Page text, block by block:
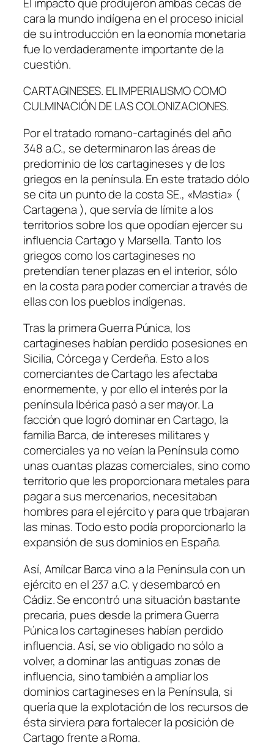
cara la mundo indígena en el proceso inicial
de su introducción en la eonomía monetaria
fue lo verdaderamente importante de la
cuestión.
CARTAGINESES. EL IMPERIALISMO COMO
CULMINACIÓN DE LAS COLONIZACIONES.
Por el tratado romano-cartaginés del año
348 a.C., se determinaron las áreas de
predominio de los cartagineses y de los
griegos en la península. En este tratado dólo
se cita un punto de la costa SE., «Mastia» (
Cartagena ), que servía de límite a los
territorios sobre los que opodían ejercer su
influencia Cartago y Marsella. Tanto los
griegos como los cartagineses no
pretendían tener plazas en el interior, sólo
en la costa para poder comerciar a través de
ellas con los pueblos indígenas.
Tras la primera Guerra Púnica, los
cartagineses habían perdido posesiones en
Sicilia, Córcega y Cerdeña. Esto a los
comerciantes de Cartago les afectaba
enormemente, y por ello el interés por la
península Ibérica pasó a ser mayor. La
facción que logró dominar en Cartago, la
familia Barca, de intereses militares y
comerciales ya no veían la Península como
unas cuantas plazas comerciales, sino como
territorio que les proporcionara metales para
pagar a sus mercenarios, necesitaban
hombres para el ejército y para que trbajaran
las minas. Todo esto podía proporcionarlo la
expansión de sus dominios en España.
Así, Amílcar Barca vino a la Península con un
ejército en el 237 a.C. y desembarcó en
Cádiz. Se encontró una situación bastante
precaria, pues desde la primera Guerra
Púnica los cartagineses habían perdido
influencia. Así, se vio obligado no sólo a
volver, a dominar las antiguas zonas de
influencia, sino también a ampliar los
dominios cartagineses en la Península, si
quería que la explotación de los recursos de
ésta sirviera para fortalecer la posición de
Cartago frente a Roma.